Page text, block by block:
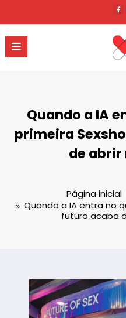
o
conteúdo
Quando a IA
primeira
de abrir
Página inicial
Quando a IA entra no
futuro acaba